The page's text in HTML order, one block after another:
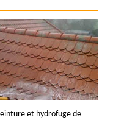
et hydrofuge de